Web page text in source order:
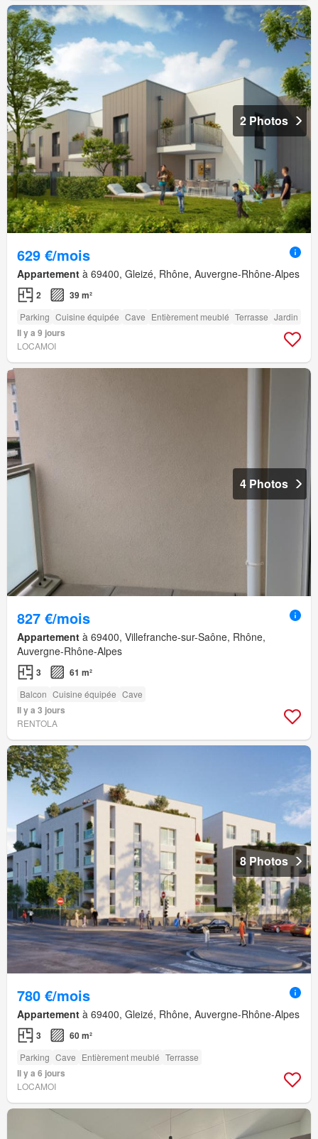
2 Photos
629 €/mois
Appartement à 69400, Gleizé, Rhône, Auvergne-Rhône-Alpes
2 39 m²
Parking Cuisine équipée Cave Entièrement meublé Terrasse Jardin
Il y a 9 jours
LOCAMOI
4 Photos
827 €/mois
Appartement à 69400, Villefranche-sur-Saône, Rhône,
Auvergne-Rhône-Alpes
3 61 m²
Balcon Cuisine équipée Cave
Il y a 3 jours
RENTOLA
8 Photos
780 €/mois
Appartement à 69400, Gleizé, Rhône, Auvergne-Rhône-Alpes
3 60 m²
Parking Cave Entièrement meublé Terrasse
Il y a 6 jours
LOCAMOI